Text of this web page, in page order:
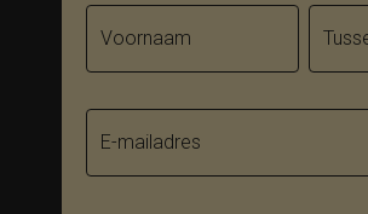
Voornaam
E-mailadres